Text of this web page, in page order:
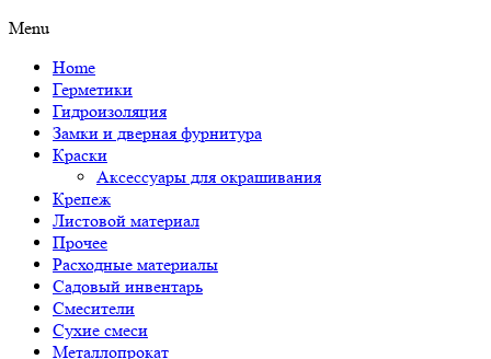
Menu
Home
Герметики
Гидроизоляция
Замки и дверная фурнитура
Краски
Аксессуары для окрашивания
Крепеж
Листовой материал
Прочее
Расходные материалы
Садовый инвентарь
Смесители
Сухие смеси
Металлопрокат